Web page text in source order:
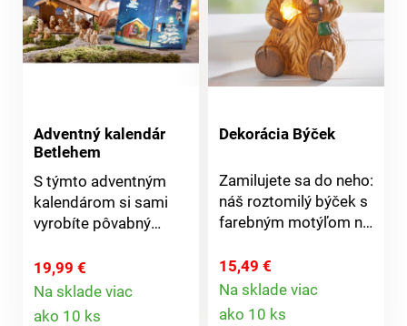
Adventný kalendár
Betlehem
S týmto adventným
kalendárom si sami
vyrobíte pôvabný
do Vianoc má tento
adventný kalendár
pripravenú novú
19,99 €
Na sklade viac
ako 10 ks
Dekorácia Býček
Zamilujete sa do neho:
náš roztomilý býček s
farebným motýľom na
Vás získa. Vrátane 2
batérií LR44. Motýľ
svieti. Prevádzka na
15,49 €
Na sklade viac
ako 10 ks